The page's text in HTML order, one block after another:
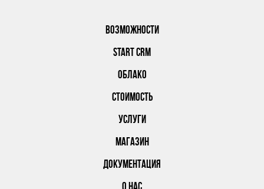
ВОЗМОЖНОСТИ
START CRM
ОБЛАКО
СТОИМОСТЬ
УСЛУГИ
МАГАЗИН
ДОКУМЕНТАЦИЯ